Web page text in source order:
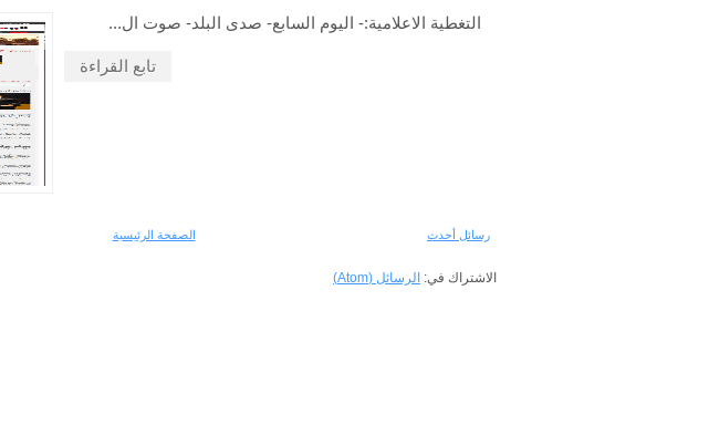
التغطية الاعلامية:- اليوم السابع- صدى البلد- صوت ال...
تابع القراءة
رسائل أحدث الصفحة الرئيسية
الاشتراك في: الرسائل (Atom)